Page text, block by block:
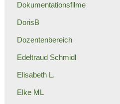
Dokumentationsfilme
DorisB
Dozentenbereich
Edeltraud Schmidl
Elisabeth L.
Elke ML